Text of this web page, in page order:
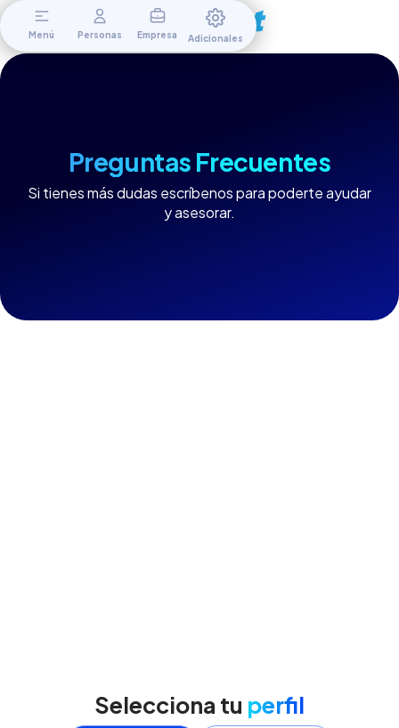
Menú Personas Empresa Adicionales
Preguntas Frecuentes
Si tienes más dudas escríbenos para poderte ayudar
y asesorar.
Selecciona tu perfil